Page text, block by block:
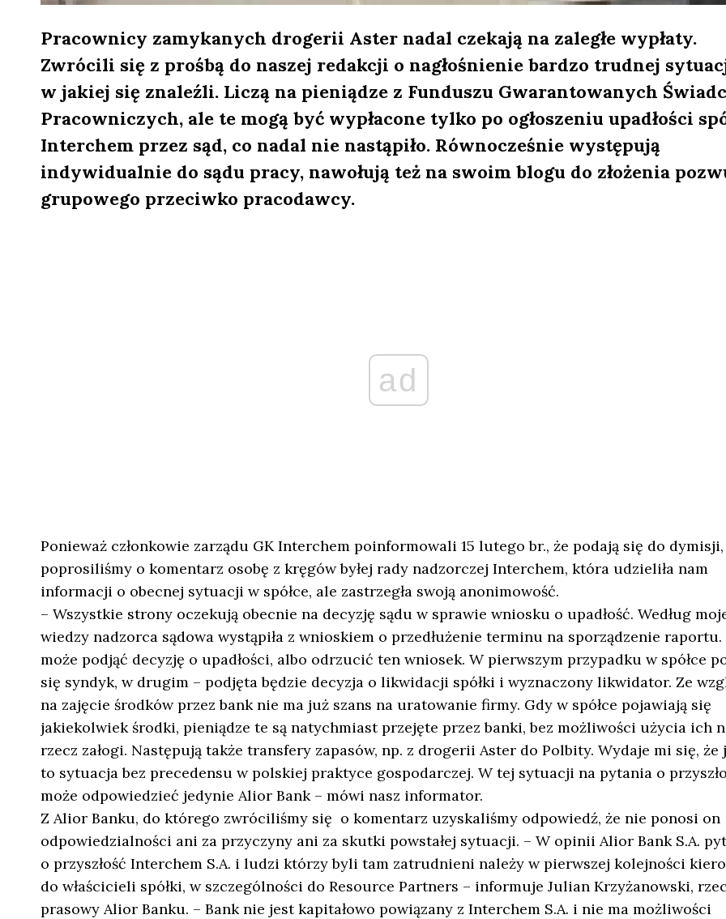
Pracownicy zamykanych drogerii Aster nadal czekają na zaległe wypłaty.
Zwrócili się z prośbą do naszej redakcji o nagłośnienie bardzo trudnej
w jakiej się znaleźli. Liczą na pieniądze z Funduszu Gwarantowanych
Pracowniczych, ale te mogą być wypłacone tylko po ogłoszeniu upadłości
Interchem przez sąd, co nadal nie nastąpiło. Równocześnie występują
indywidualnie do sądu pracy, nawołują też na swoim blogu do złożenia
grupowego przeciwko pracodawcy.
ad
Ponieważ członkowie zarządu GK Interchem poinformowali 15 lutego br., że podają się do dymisji,
poprosiliśmy o komentarz osobę z kręgów byłej rady nadzorczej Interchem, która udzieliła nam
informacji o obecnej sytuacji w spółce, ale zastrzegła swoją anonimowość.
– Wszystkie strony oczekują obecnie na decyzję sądu w sprawie wniosku o upadłość. Według
wiedzy nadzorca sądowa wystąpiła z wnioskiem o przedłużenie terminu na sporządzenie raportu.
może podjąć decyzję o upadłości, albo odrzucić ten wniosek. W pierwszym przypadku w spółce
się syndyk, w drugim – podjęta będzie decyzja o likwidacji spółki i wyznaczony likwidator. Ze
na zajęcie środków przez bank nie ma już szans na uratowanie firmy. Gdy w spółce pojawiają się
jakiekolwiek środki, pieniądze te są natychmiast przejęte przez banki, bez możliwości użycia ich
rzecz załogi. Następują także transfery zapasów, np. z drogerii Aster do Polbity. Wydaje mi się, że
to sytuacja bez precedensu w polskiej praktyce gospodarczej. W tej sytuacji na pytania o
może odpowiedzieć jedynie Alior Bank – mówi nasz informator.
Z Alior Banku, do którego zwróciliśmy się o komentarz uzyskaliśmy odpowiedź, że nie ponosi on
odpowiedzialności ani za przyczyny ani za skutki powstałej sytuacji. – W opinii Alior Bank S.A.
o przyszłość Interchem S.A. i ludzi którzy byli tam zatrudnieni należy w pierwszej kolejności
do właścicieli spółki, w szczególności do Resource Partners – informuje Julian Krzyżanowski,
prasowy Alior Banku. – Bank nie jest kapitałowo powiązany z Interchem S.A. i nie ma możliwości